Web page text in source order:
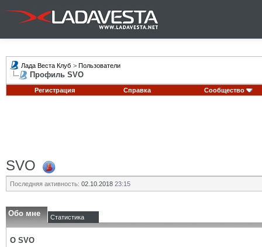
Лада Веста Клуб > Пользователи
Профиль SVO
Регистрация Справка Сообщество
SVO
Последняя активность: 02.10.2018 23:15
Обо мне Статистика
О SVO